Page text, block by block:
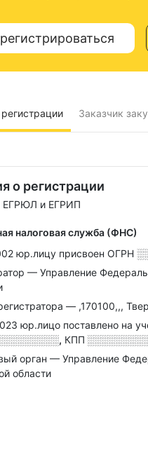
Заказчик
о регистрации
ЕГРЮЛ и ЕГРИП
налоговая служба (ФНС)
юр.лицу присвоен ОГРН
— Управление
— ,170100,,,
юр.лицо поставлено на
КПП
орган — Управление
области